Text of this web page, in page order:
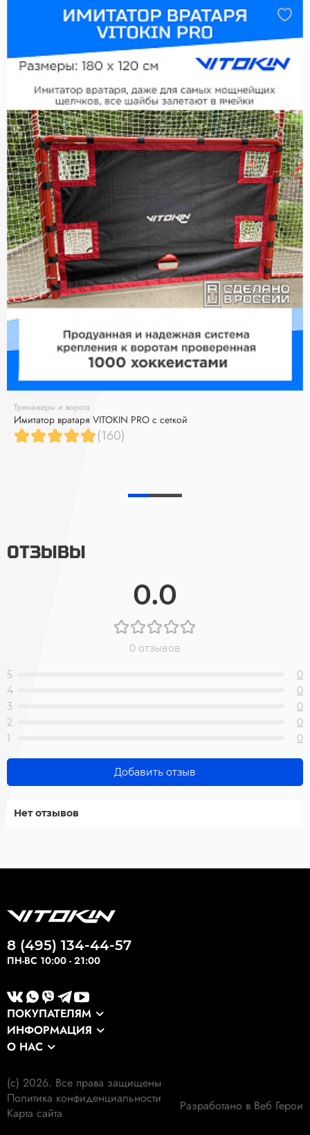
Тренажеры и ворота
Имитатор вратаря VITOKIN PRO с сеткой
(160)
ОТЗЫВЫ
0.0
0 отзывов
5
0
4
0
3
0
2
0
1
0
Добавить отзыв
Нет отзывов
ПОКУПАТЕЛЯМ
Каталог
Оплата и доставка
Гарантия
Личный кабинет
ИНФОРМАЦИЯ
Оптовикам
Выкуп формы
Экология
О НАС
Наши клиенты
Наши работы
8 (495) 134-44-57
ПН-ВС 10:00 - 21:00
(c) 2026. Все права защищены
Политика конфиденциальности
Карта сайта
Разработано в Веб Герои